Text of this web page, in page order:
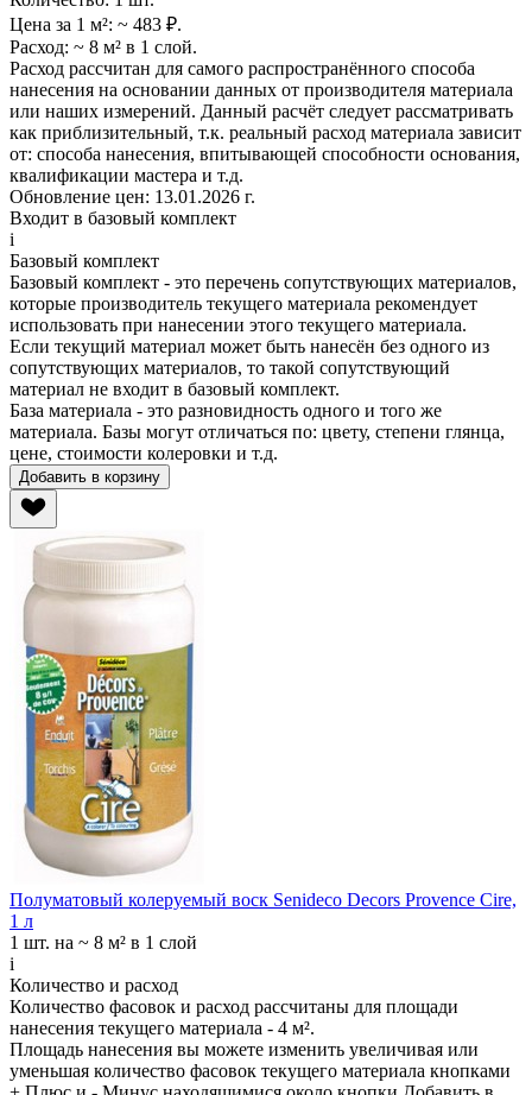
Цена за 1 м²: ~ 483 ₽.
Расход: ~ 8 м² в 1 слой.
Расход рассчитан для самого распространённого способа
нанесения на основании данных от производителя материала
или наших измерений. Данный расчёт следует рассматривать
как приблизительный, т.к. реальный расход материала зависит
от: способа нанесения, впитывающей способности основания,
квалификации мастера и т.д.
Обновление цен: 13.01.2026 г.
Входит в базовый комплект
i
Базовый комплект
Базовый комплект - это перечень сопутствующих материалов,
которые производитель текущего материала рекомендует
использовать при нанесении этого текущего материала.
Если текущий материал может быть нанесён без одного из
сопутствующих материалов, то такой сопутствующий
материал не входит в базовый комплект.
База материала - это разновидность одного и того же
материала. Базы могут отличаться по: цвету, степени глянца,
цене, стоимости колеровки и т.д.
Добавить в корзину
Полуматовый колеруемый воск Senideco Decors Provence Cire,
1 л
1 шт. на ~ 8 м² в 1 слой
i
Количество и расход
Количество фасовок и расход рассчитаны для площади
нанесения текущего материала - 4 м².
Площадь нанесения вы можете изменить увеличивая или
уменьшая количество фасовок текущего материала кнопками